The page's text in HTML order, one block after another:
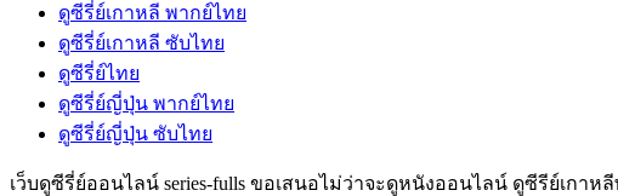
ดูซีรี่ย์เกาหลี พากย์ไทย
ดูซีรี่ย์เกาหลี ซับไทย
ดูซีรี่ย์ไทย
ดูซีรี่ย์ญี่ปุ่น พากย์ไทย
ดูซีรี่ย์ญี่ปุ่น ซับไทย
เว็บดูซีรี่ย์ออนไลน์ series-fulls ขอเสนอไม่ว่าจะดูหนังออนไลน์ ดูซีรีย์เก